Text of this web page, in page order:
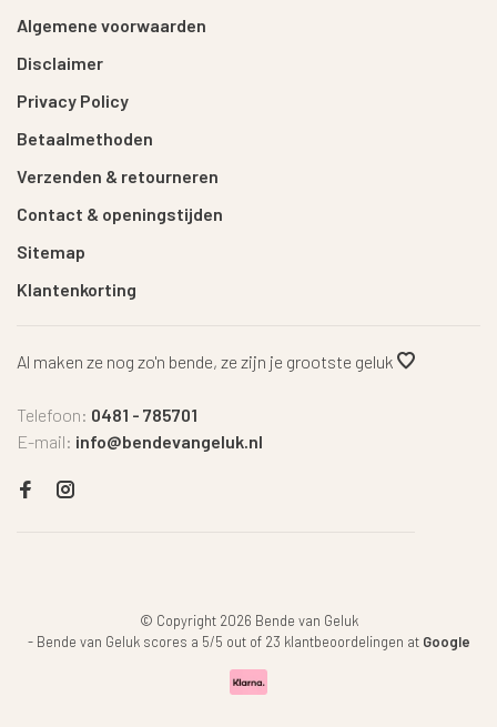
Algemene voorwaarden
Disclaimer
Privacy Policy
Betaalmethoden
Verzenden & retourneren
Contact & openingstijden
Sitemap
Klantenkorting
Al maken ze nog zo'n bende, ze zijn je grootste geluk
Telefoon: 0481 - 785701
E-mail: info@bendevangeluk.nl
© Copyright 2026 Bende van Geluk
- Bende van Geluk scores a 5/5 out of 23 klantbeoordelingen at Google